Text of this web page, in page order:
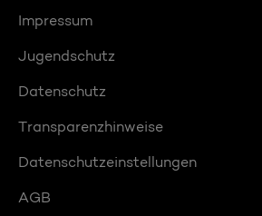
Impressum
Jugendschutz
Datenschutz
Transparenzhinweise
Datenschutzeinstellungen
AGB